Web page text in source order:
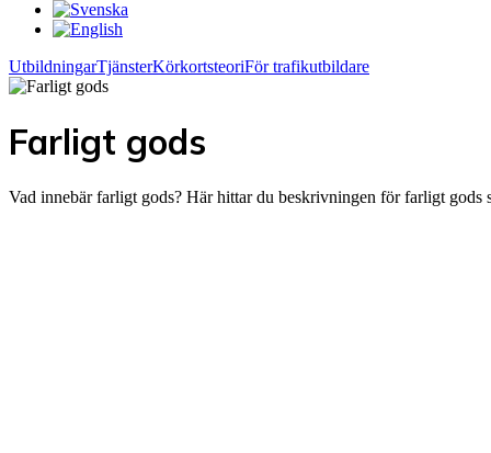
UtbildningarTjänsterKörkortsteoriFör trafikutbildare
Farligt gods
Vad innebär farligt gods? Här hittar du beskrivningen för farligt